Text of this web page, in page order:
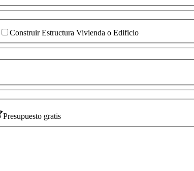
Construir Estructura Vivienda o Edificio
Presupuesto gratis